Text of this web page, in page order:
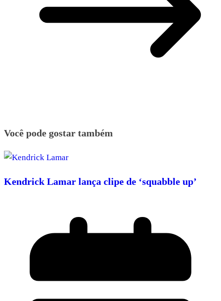
Você pode gostar também
Kendrick Lamar lança clipe de ‘squabble up’